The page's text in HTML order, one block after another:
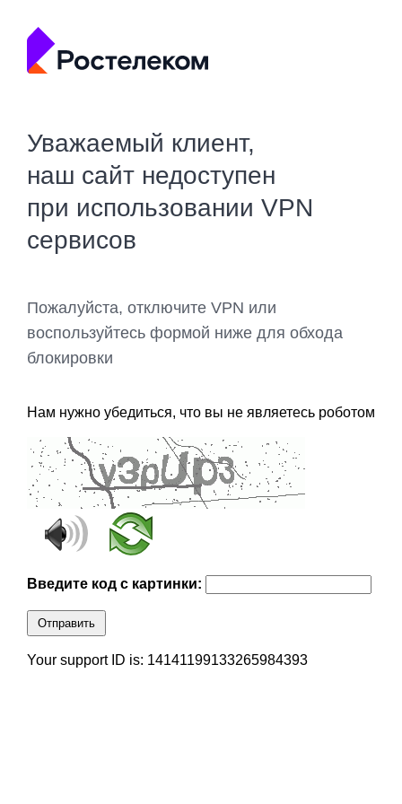
Уважаемый клиент,
наш сайт недоступен
при использовании VPN
сервисов
Пожалуйста, отключите VPN или
воспользуйтесь формой ниже для обхода
блокировки
Нам нужно убедиться, что вы не являетесь роботом
Введите код с картинки:
Отправить
Your support ID is: 14141199133265984393